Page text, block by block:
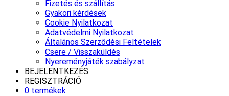
Fizetés és szállítás
Gyakori kérdések
Cookie Nyilatkozat
Adatvédelmi Nyilatkozat
Általános Szerződési Feltételek
Csere / Visszaküldés
Nyereményjáték szabályzat
BEJELENTKEZÉS
REGISZTRÁCIÓ
0 termékek